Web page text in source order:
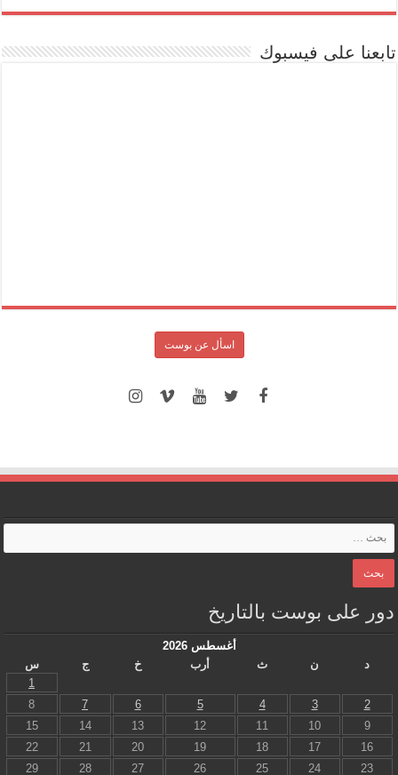
تابعنا على فيسبوك
اسأل عن بوست
دور على بوست بالتاريخ
أغسطس 2026
د
ن ث أرب خ ج
س
1
2
3
4
5
6
7
8
9
10
11
12
13
14
15
16
17
18
19
20
21
22
23
24
25
26
27
28
29